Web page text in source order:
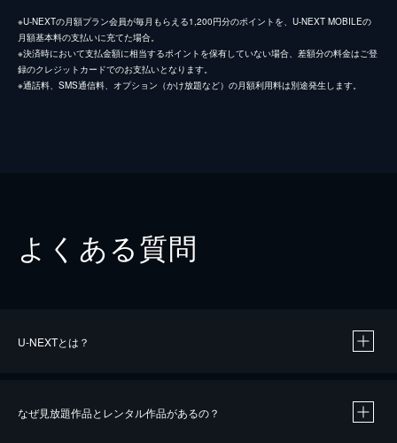
※U-NEXTの月額プラン会員が毎月もらえる1,200円分のポイントを、U-NEXT MOBILEの
月額基本料の支払いに充てた場合。
※決済時において支払金額に相当するポイントを保有していない場合、差額分の料金はご登
録のクレジットカードでのお支払いとなります。
※通話料、SMS通信料、オプション（かけ放題など）の月額利用料は別途発生します。
よくある質問
U-NEXTとは？
なぜ見放題作品とレンタル作品があるの？